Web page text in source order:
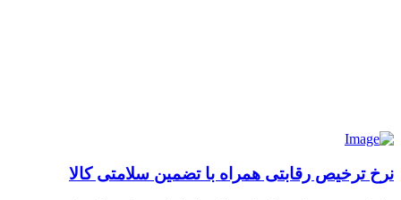
نرخ ترخیص رقابتی همراه با تضمین سلامتی کالا